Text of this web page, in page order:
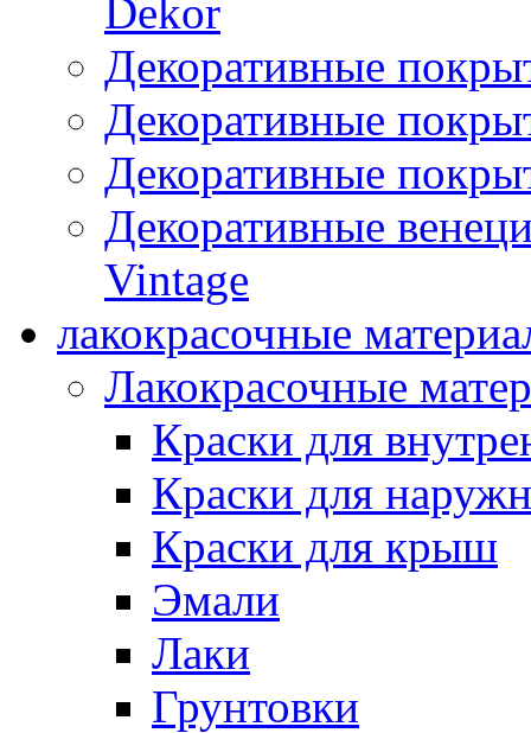
Dekor
Декоративные
Декоративные
Декоративные
Декоративные
Vintage
лакокрасочные
Лакокрасочные
Краски для
Краски для
Краски для крыш
Эмали
Лаки
Грунтовки